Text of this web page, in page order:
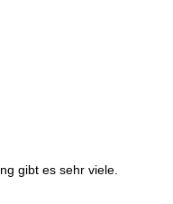
gibt es sehr viele.